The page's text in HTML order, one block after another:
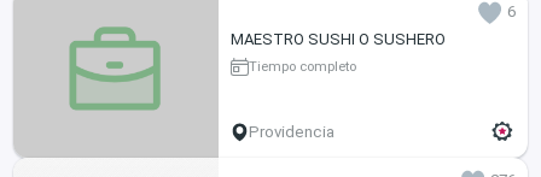
6
MAESTRO SUSHI O SUSHERO
Tiempo completo
Providencia